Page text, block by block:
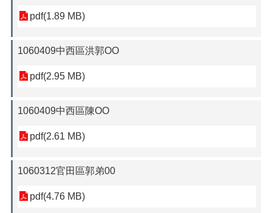
pdf(1.89 MB)
1060409中西區洪郭OO
pdf(2.95 MB)
1060409中西區陳OO
pdf(2.61 MB)
1060312官田區郭弟00
pdf(4.76 MB)